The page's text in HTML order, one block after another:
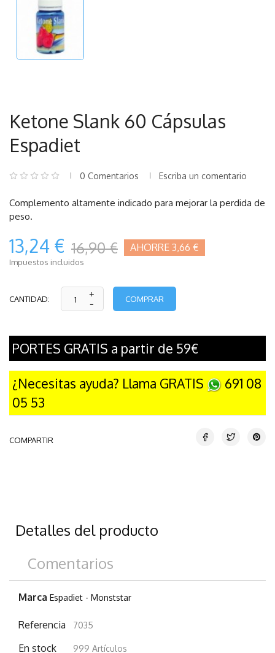
Ketone Slank 60 Cápsulas
Espadiet
0 Comentarios Escriba un comentario
Complemento altamente indicado para mejorar la perdida de
peso.
13,24 € 16,90 € AHORRE 3,66 €
Impuestos incluidos
CANTIDAD: COMPRAR
PORTES GRATIS a partir de 59€
¿Necesitas ayuda? Llama GRATIS
691 08
05 53
COMPARTIR
Detalles del producto
Comentarios
Marca Espadiet - Monststar
Referencia 7035
En stock 999 Artículos